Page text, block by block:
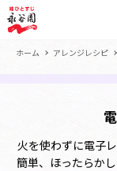
ホーム アレンジレシピ
火を使わずに電子
簡単、ほったらか